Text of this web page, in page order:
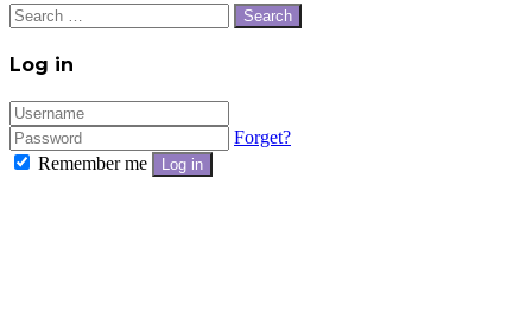
Search
for:
Close
Log in
Forget?
Remember me
Log in